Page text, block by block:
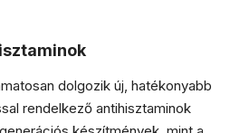
dolgozik új, hatékonyabb
rendelkező antihisztaminok